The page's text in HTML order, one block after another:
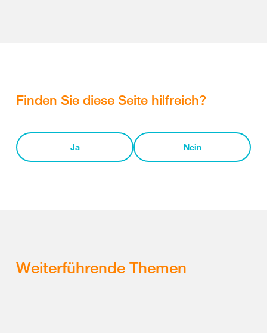
Finden Sie diese Seite hilfreich?
Ja Nein
Weiterführende Themen